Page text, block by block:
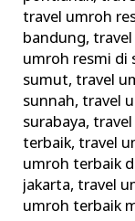
travel umroh
bandung,travel
umroh resmi di
sumut,travel
sunnah,travel
surabaya,
terbaik,travel
umroh terbaik
jakarta,travel
umroh terbaik